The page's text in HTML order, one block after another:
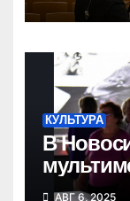
КУЛЬТУРА
В
АВГ 6, 2025